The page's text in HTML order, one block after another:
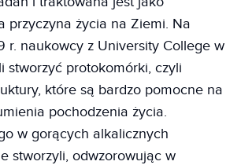
przyczyna życia na Ziemi. Na
r. naukowcy z University College w
stworzyć protokomórki, czyli
które są bardzo pomocne na
pochodzenia życia.
w gorących alkalicznych
stworzyli, odwzorowując w